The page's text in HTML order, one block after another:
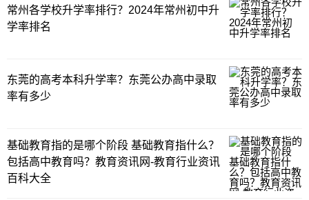
常州各学校升学率排行？2024年常州初中升
学率排名
东莞的高考本科升学率？东莞公办高中录取
率有多少
基础教育指的是哪个阶段 基础教育指什么？
包括高中教育吗？教育资讯网-教育行业资讯
百科大全